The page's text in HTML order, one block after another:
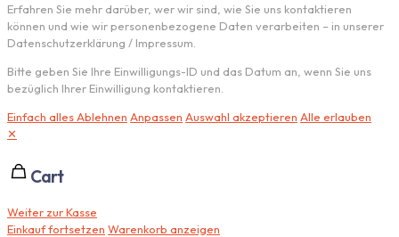
Erfahren Sie mehr darüber, wer wir sind, wie Sie uns kontaktieren
können und wie wir personenbezogene Daten verarbeiten – in unserer
Datenschutzerklärung / Impressum.
Bitte geben Sie Ihre Einwilligungs-ID und das Datum an, wenn Sie uns
bezüglich Ihrer Einwilligung kontaktieren.
Einfach alles Ablehnen Anpassen Auswahl akzeptieren Alle erlauben
✕
Cart
Weiter zur Kasse
Einkauf fortsetzen Warenkorb anzeigen